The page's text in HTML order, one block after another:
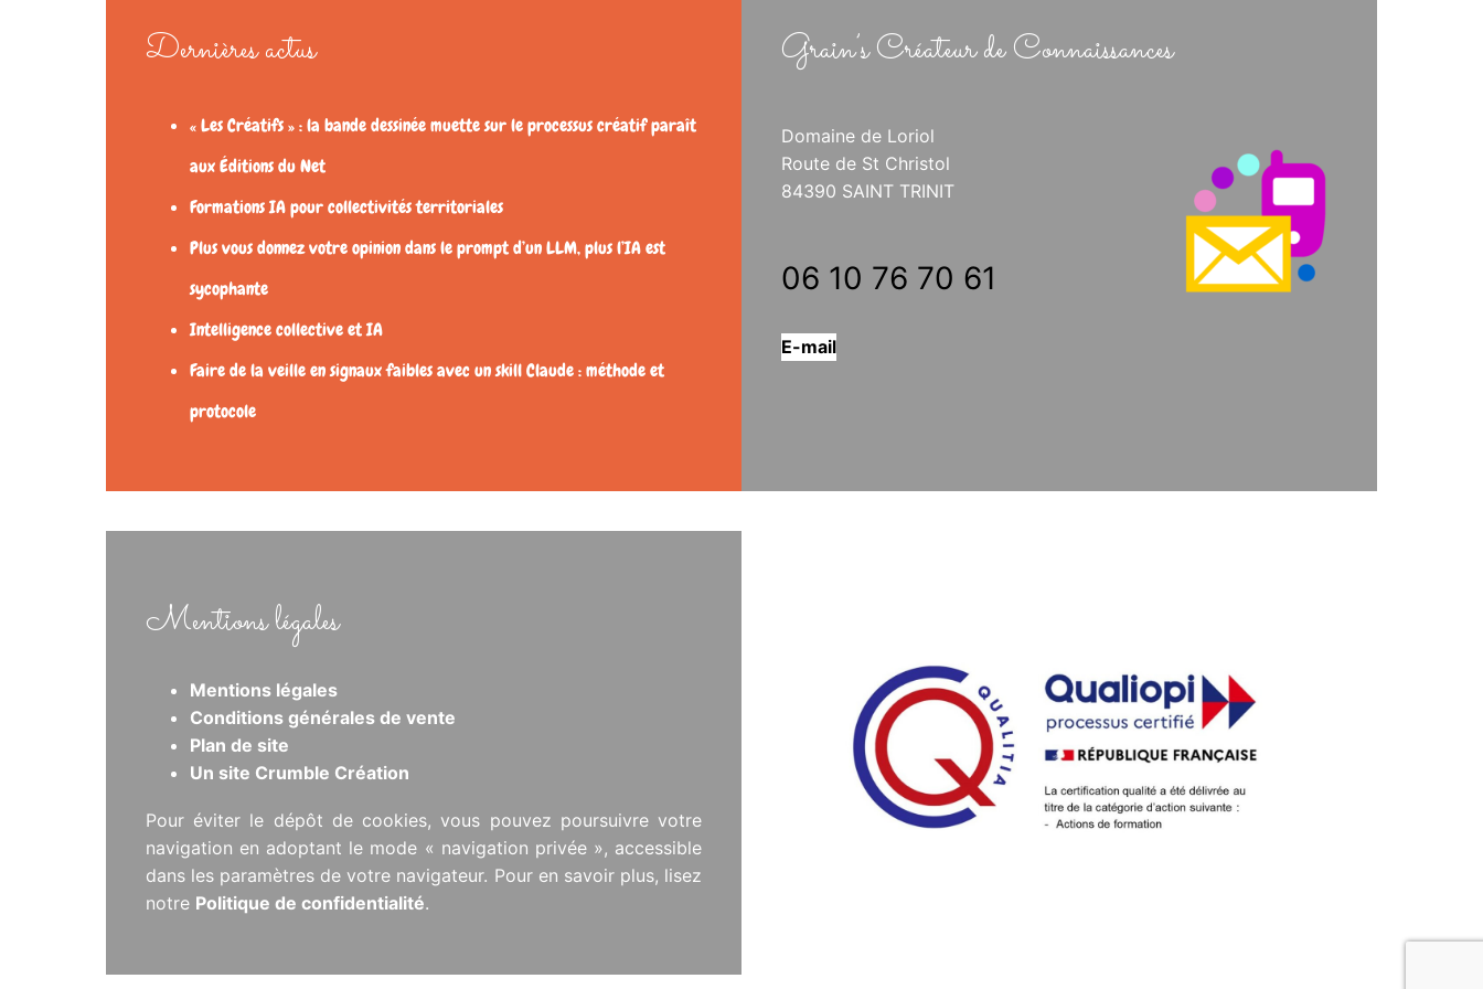
Dernières actus
« Les Créatifs » : la bande dessinée muette sur le processus créatif paraît
aux Éditions du Net
Formations IA pour collectivités territoriales
Plus vous donnez votre opinion dans le prompt d’un LLM, plus l’IA est
sycophante
Intelligence collective et IA
Faire de la veille en signaux faibles avec un skill Claude : méthode et
protocole
Grain’s Créateur de Connaissances
Domaine de Loriol
Route de St Christol
84390 SAINT TRINIT
06 10 76 70 61
E-mail
Mentions légales
Mentions légales
Conditions générales de vente
Plan de site
Un site Crumble Création
Pour éviter le dépôt de cookies, vous pouvez poursuivre votre
navigation en adoptant le mode « navigation privée », accessible
dans les paramètres de votre navigateur. Pour en savoir plus, lisez
notre Politique de confidentialité.